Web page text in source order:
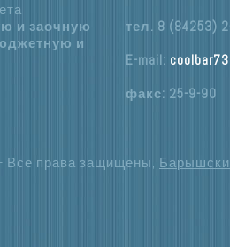
и заочную
и
тел. 8 (84253)
E-mail:
факс: 25-9-90
Все права защищены,